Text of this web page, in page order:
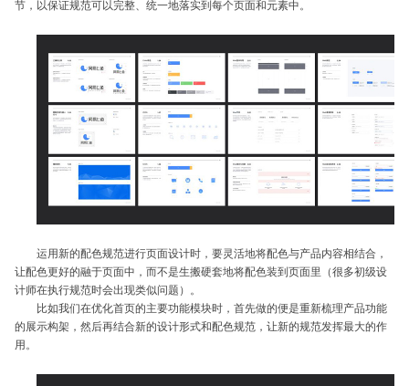
节，以保证规范可以完整、统一地落实到每个页面和元素中。
运用新的配色规范进行页面设计时，要灵活地将配色与产品内容相结合，
让配色更好的融于页面中，而不是生搬硬套地将配色装到页面里（很多初级设
计师在执行规范时会出现类似问题）。
比如我们在优化首页的主要功能模块时，首先做的便是重新梳理产品功能
的展示构架，然后再结合新的设计形式和配色规范，让新的规范发挥最大的作
用。